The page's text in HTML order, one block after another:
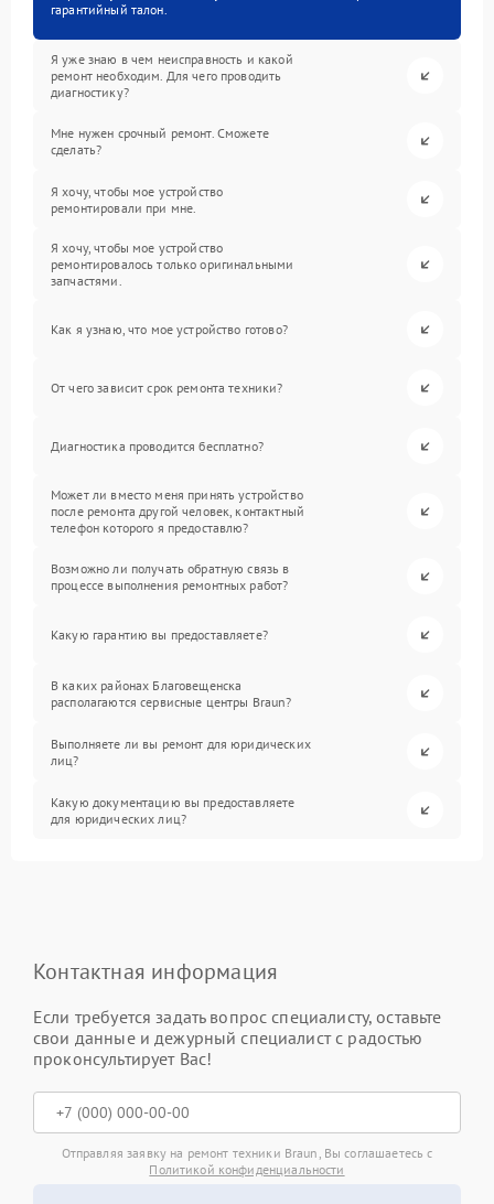
гарантийный талон.
Я уже знаю в чем неисправность и какой
ремонт необходим. Для чего проводить
диагностику?
Мне нужен срочный ремонт. Сможете
сделать?
Я хочу, чтобы мое устройство
ремонтировали при мне.
Я хочу, чтобы мое устройство
ремонтировалось только оригинальными
запчастями.
Как я узнаю, что мое устройство готово?
От чего зависит срок ремонта техники?
Диагностика проводится бесплатно?
Может ли вместо меня принять устройство
после ремонта другой человек, контактный
телефон которого я предоставлю?
Возможно ли получать обратную связь в
процессе выполнения ремонтных работ?
Какую гарантию вы предоставляете?
В каких районах Благовещенска
располагаются сервисные центры Braun?
Выполняете ли вы ремонт для юридических
лиц?
Какую документацию вы предоставляете
для юридических лиц?
Контактная информация
Если требуется задать вопрос специалисту, оставьте
свои данные и дежурный специалист с радостью
проконсультирует Вас!
Отправляя заявку на ремонт техники Braun, Вы соглашаетесь с
Политикой конфиденциальности